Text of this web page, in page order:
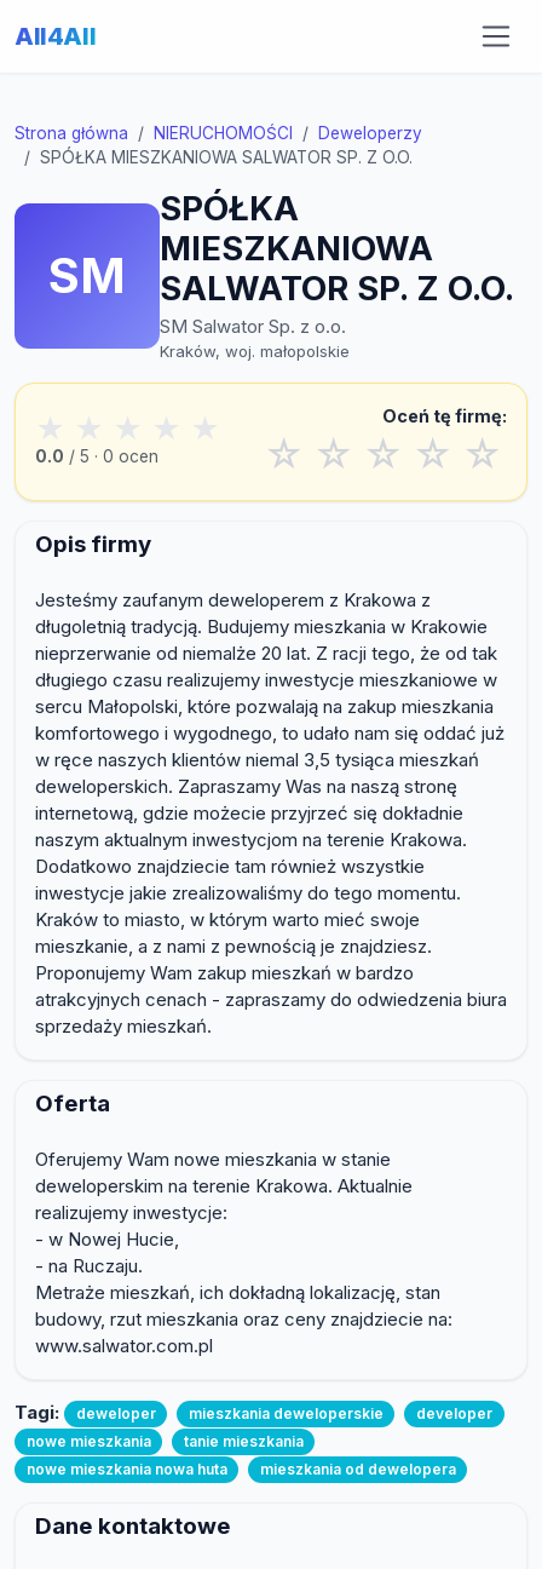
All4All
Strona główna NIERUCHOMOŚCI
Deweloperzy
SPÓŁKA MIESZKANIOWA SALWATOR SP. Z O.O.
SM
SPÓŁKA
MIESZKANIOWA
SALWATOR SP. Z O.O.
SM Salwator Sp. z o.o.
Kraków, woj. małopolskie
★ ★ ★ ★ ★
0.0 / 5 · 0 ocen
Oceń tę firmę:
☆ ☆ ☆ ☆ ☆
Opis firmy
Jesteśmy zaufanym deweloperem z Krakowa z
długoletnią tradycją. Budujemy mieszkania w Krakowie
nieprzerwanie od niemalże 20 lat. Z racji tego, że od tak
długiego czasu realizujemy inwestycje mieszkaniowe w
sercu Małopolski, które pozwalają na zakup mieszkania
komfortowego i wygodnego, to udało nam się oddać już
w ręce naszych klientów niemal 3,5 tysiąca mieszkań
deweloperskich. Zapraszamy Was na naszą stronę
internetową, gdzie możecie przyjrzeć się dokładnie
naszym aktualnym inwestycjom na terenie Krakowa.
Dodatkowo znajdziecie tam również wszystkie
inwestycje jakie zrealizowaliśmy do tego momentu.
Kraków to miasto, w którym warto mieć swoje
mieszkanie, a z nami z pewnością je znajdziesz.
Proponujemy Wam zakup mieszkań w bardzo
atrakcyjnych cenach - zapraszamy do odwiedzenia biura
sprzedaży mieszkań.
Oferta
Oferujemy Wam nowe mieszkania w stanie
deweloperskim na terenie Krakowa. Aktualnie
realizujemy inwestycje:
- w Nowej Hucie,
- na Ruczaju.
Metraże mieszkań, ich dokładną lokalizację, stan
budowy, rzut mieszkania oraz ceny znajdziecie na:
www.salwator.com.pl
Tagi: deweloper mieszkania deweloperskie
developer
nowe mieszkania
tanie mieszkania
nowe mieszkania nowa huta
mieszkania od dewelopera
Dane kontaktowe